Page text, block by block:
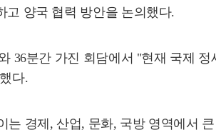
고 양국 협력 방안을 논의했다.
36분간 가진 회담에서 "현재 국제
다.
는 경제, 산업, 문화, 국방 영역에서